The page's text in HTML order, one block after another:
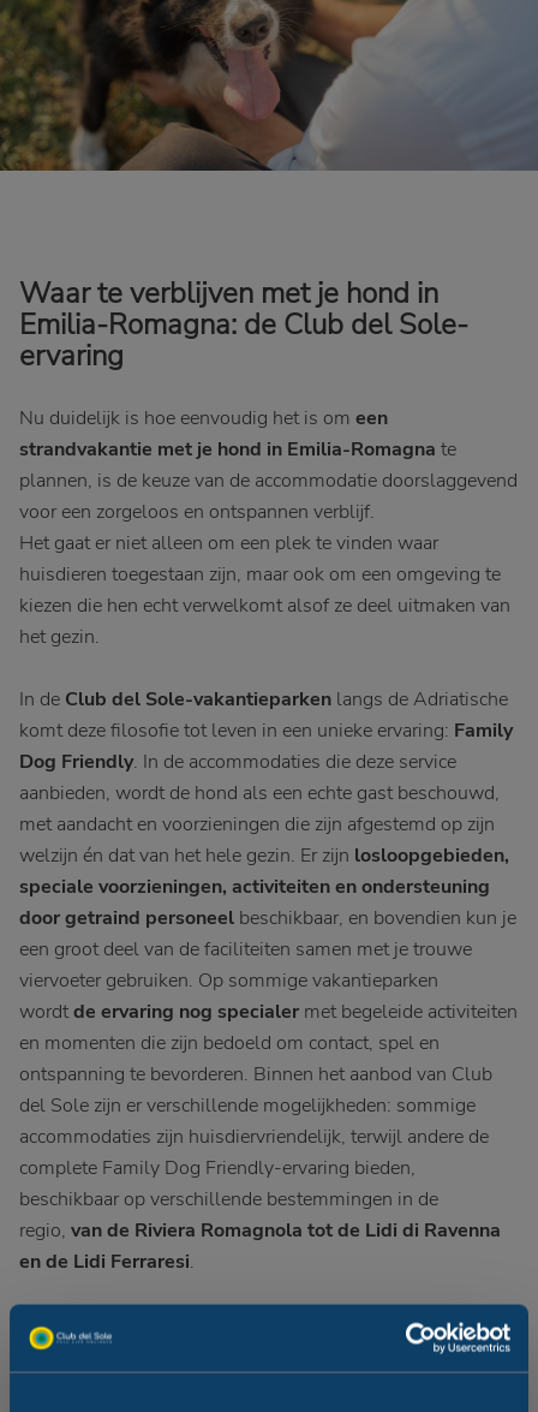
Waar te verblijven met je hond in
Emilia-Romagna: de Club del Sole-
ervaring
Nu duidelijk is hoe eenvoudig het is om een
strandvakantie met je hond in Emilia-Romagna te
plannen, is de keuze van de accommodatie doorslaggevend
voor een zorgeloos en ontspannen verblijf.
Het gaat er niet alleen om een plek te vinden waar
huisdieren toegestaan zijn, maar ook om een omgeving te
kiezen die hen echt verwelkomt alsof ze deel uitmaken van
het gezin.
In de Club del Sole-vakantieparken langs de Adriatische
komt deze filosofie tot leven in een unieke ervaring: Family
Dog Friendly. In de accommodaties die deze service
aanbieden, wordt de hond als een echte gast beschouwd,
met aandacht en voorzieningen die zijn afgestemd op zijn
welzijn én dat van het hele gezin. Er zijn losloopgebieden,
speciale voorzieningen, activiteiten en ondersteuning
door getraind personeel beschikbaar, en bovendien kun je
een groot deel van de faciliteiten samen met je trouwe
viervoeter gebruiken. Op sommige vakantieparken
wordtde ervaring nog specialer met begeleide activiteiten
en momenten die zijn bedoeld om contact, spel en
ontspanning te bevorderen. Binnen het aanbod van Club
del Sole zijn er verschillende mogelijkheden: sommige
accommodaties zijn huisdiervriendelijk, terwijl andere de
complete Family Dog Friendly-ervaring bieden,
beschikbaar op verschillende bestemmingen in de
regio, van de Riviera Romagnola tot de Lidi di Ravenna
en de Lidi Ferraresi.
De accommodaties liggen midden in het groen en vaak op
slechts een steenworp afstand van de zee, waardoor je in